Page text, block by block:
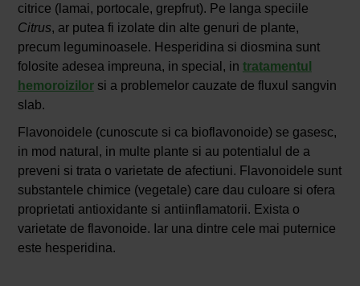
citrice (lamai, portocale, grepfrut). Pe langa speciile
Citrus, ar putea fi izolate din alte genuri de plante,
precum leguminoasele. Hesperidina si diosmina sunt
folosite adesea impreuna, in special, in tratamentul
hemoroizilorsi a problemelor cauzate de fluxul sangvin
slab.
Flavonoidele (cunoscute si ca bioflavonoide) se gasesc,
in mod natural, in multe plante si au potentialul de a
preveni si trata o varietate de afectiuni. Flavonoidele sunt
substantele chimice (vegetale) care dau culoare si ofera
proprietati antioxidante si antiinflamatorii. Exista o
varietate de flavonoide. Iar una dintre cele mai puternice
este hesperidina.